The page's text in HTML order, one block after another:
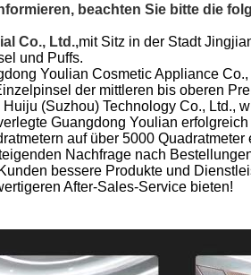
beachten Sie bitte die
Co., Ltd.,mit Sitz in der Stadt
und Puffs.
Youlian Cosmetic Appliance
der mittleren bis oberen
(Suzhou) Technology Co., Ltd.,
Guangdong Youlian
auf über 5000
Nachfrage nach
bessere Produkte und
After-Sales-Service bieten!